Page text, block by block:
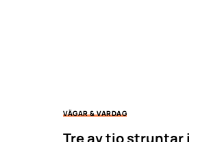
VÄGAR & VARDAG
Tre av tio struntar i